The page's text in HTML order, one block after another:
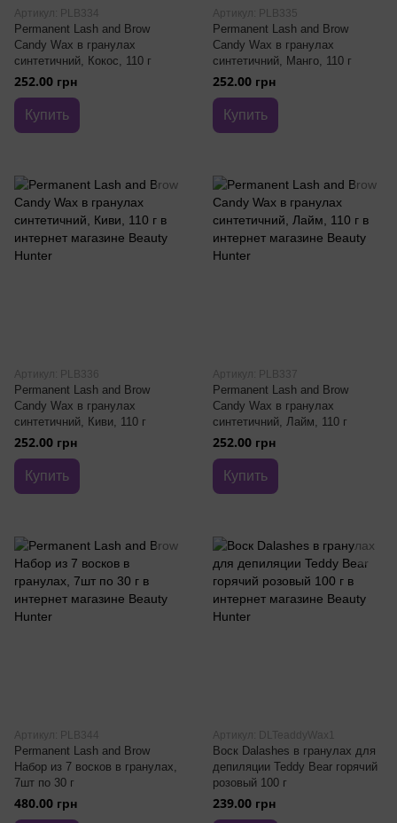
Артикул: PLB334
Permanent Lash and Brow
Candy Wax в гранулах
синтетичний, Кокос, 110 г
252.00 грн
Купить
Артикул: PLB335
Permanent Lash and Brow
Candy Wax в гранулах
синтетичний, Манго, 110 г
252.00 грн
Купить
Артикул: PLB336
Permanent Lash and Brow
Candy Wax в гранулах
синтетичний, Киви, 110 г
252.00 грн
Купить
Артикул: PLB337
Permanent Lash and Brow
Candy Wax в гранулах
синтетичний, Лайм, 110 г
252.00 грн
Купить
Артикул: PLB344
Permanent Lash and Brow
Набор из 7 восков в гранулах,
7шт по 30 г
480.00 грн
Артикул: DLTeaddyWax1
Воск Dalashes в гранулах для
депиляции Teddy Bear горячий
розовый 100 г
239.00 грн